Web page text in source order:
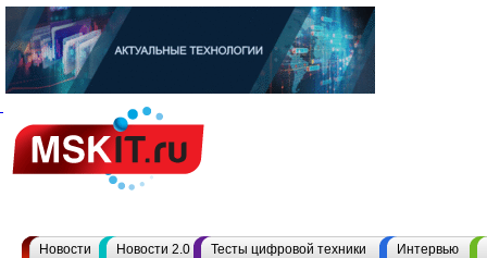
Новости Новости 2.0 Тесты цифровой техники Интервью